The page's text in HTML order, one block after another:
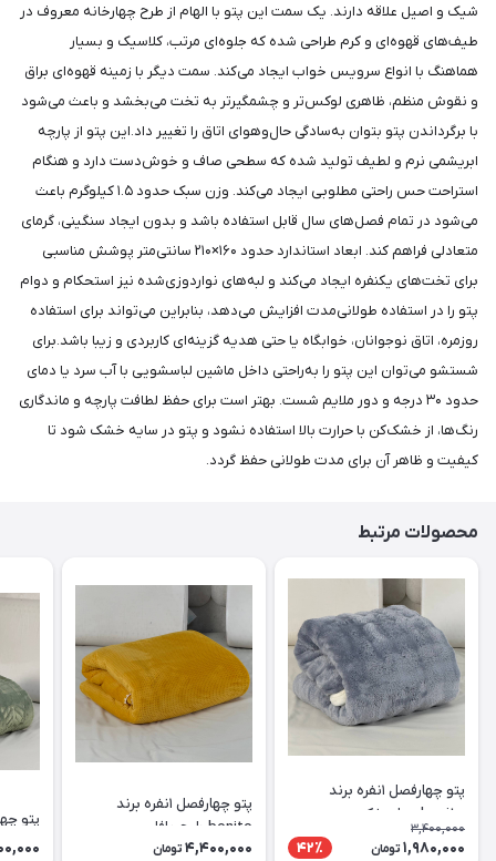
شیک و اصیل علاقه دارند. یک سمت این پتو با الهام از طرح چهارخانه معروف در
طیف‌های قهوه‌ای و کرم طراحی شده که جلوه‌ای مرتب، کلاسیک و بسیار
هماهنگ با انواع سرویس خواب ایجاد می‌کند. سمت دیگر با زمینه قهوه‌ای براق
و نقوش منظم، ظاهری لوکس‌تر و چشمگیرتر به تخت می‌بخشد و باعث می‌شود
با برگرداندن پتو بتوان به‌سادگی حال‌وهوای اتاق را تغییر داد.این پتو از پارچه
ابریشمی نرم و لطیف تولید شده که سطحی صاف و خوش‌دست دارد و هنگام
استراحت حس راحتی مطلوبی ایجاد می‌کند. وزن سبک حدود ۱.۵ کیلوگرم باعث
می‌شود در تمام فصل‌های سال قابل استفاده باشد و بدون ایجاد سنگینی، گرمای
متعادلی فراهم کند. ابعاد استاندارد حدود ۱۶۰×۲۱۰ سانتی‌متر پوشش مناسبی
برای تخت‌های یکنفره ایجاد می‌کند و لبه‌های نواردوزی‌شده نیز استحکام و دوام
پتو را در استفاده طولانی‌مدت افزایش می‌دهد، بنابراین می‌تواند برای استفاده
روزمره، اتاق نوجوانان، خوابگاه یا حتی هدیه گزینه‌ای کاربردی و زیبا باشد.برای
شستشو می‌توان این پتو را به‌راحتی داخل ماشین لباسشویی با آب سرد یا دمای
حدود ۳۰ درجه و دور ملایم شست. بهتر است برای حفظ لطافت پارچه و ماندگاری
رنگ‌ها، از خشک‌کن با حرارت بالا استفاده نشود و پتو در سایه خشک شود تا
کیفیت و ظاهر آن برای مدت طولانی حفظ گردد.
محصولات مرتبط
پتو چهارفصل ۱نفره برند
bonito مدل پفکی
3,400,000
1,980,000 تومان 42٪
پتو چهارفصل ۱نفره برند
bonito طرح وافل
4,400,000 تومان
پتو